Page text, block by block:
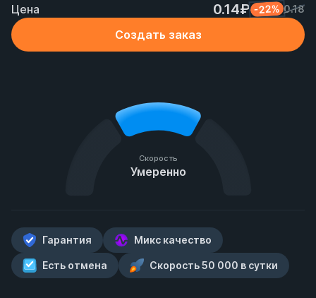
Цена 0.14₽ -22% 0.18
Создать заказ
Скорость
Умеренно
Гарантия Микс качество
Есть отмена Скорость 50 000 в сутки